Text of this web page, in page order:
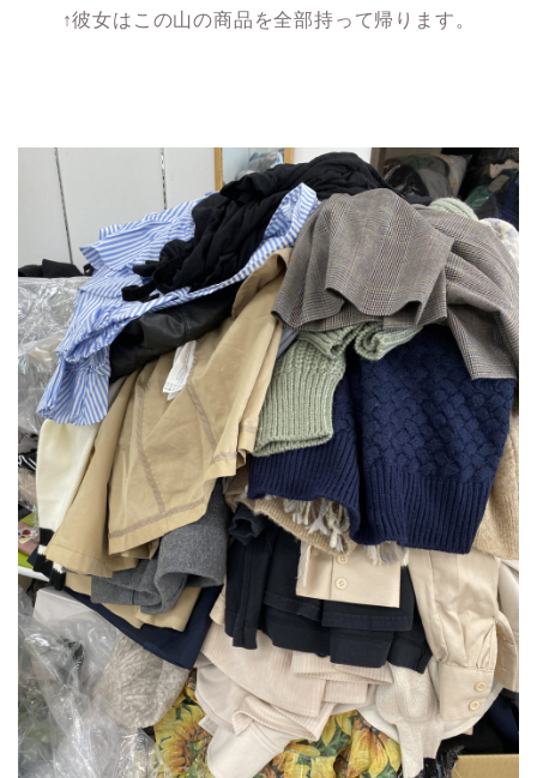
↑彼女はこの山の商品を全部持って帰ります。